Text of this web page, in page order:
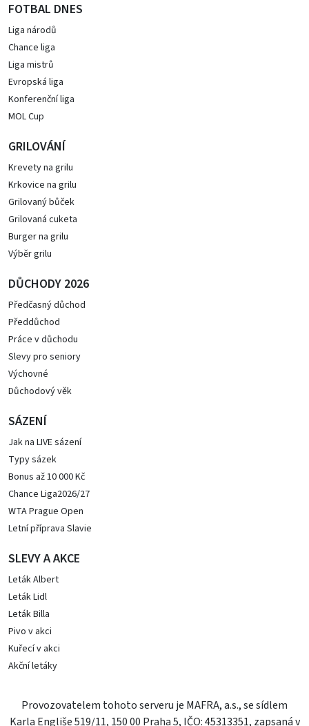
FOTBAL DNES
Liga národů
Chance liga
Liga mistrů
Evropská liga
Konferenční liga
MOL Cup
GRILOVÁNÍ
Krevety na grilu
Krkovice na grilu
Grilovaný bůček
Grilovaná cuketa
Burger na grilu
Výběr grilu
DŮCHODY 2026
Předčasný důchod
Předdůchod
Práce v důchodu
Slevy pro seniory
Výchovné
Důchodový věk
SÁZENÍ
Jak na LIVE sázení
Typy sázek
Bonus až 10 000 Kč
Chance Liga2026/27
WTA Prague Open
Letní příprava Slavie
SLEVY A AKCE
Leták Albert
Leták Lidl
Leták Billa
Pivo v akci
Kuřecí v akci
Akční letáky
Provozovatelem tohoto serveru je MAFRA, a.s., se sídlem
Karla Engliše 519/11, 150 00 Praha 5, IČO: 45313351, zapsaná v